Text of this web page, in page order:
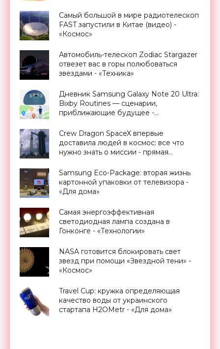
Самый большой в мире радиотелескоп
FAST запустили в Китае (видео) -
«Космос»
Автомобиль-телескоп Zodiac Stargazer
отвезет вас в горы полюбоваться
звездами - «Техника»
Дневник Samsung Galaxy Note 20 Ultra:
Bixby Routines — сценарии,
приближающие будущее -
Crew Dragon SpaceX впервые
доставила людей в космос: все что
нужно знать о миссии - прямая
Samsung Eco-Package: вторая жизнь
картонной упаковки от телевизора -
«Для дома»
Самая энергоэффективная
светодиодная лампа создана в
Гонконге - «Технологии»
NASA готовится блокировать свет
звезд при помощи «Звездной тени» -
«Космос»
Travel Cup: кружка определяющая
качество воды от украинского
стартапа H2OMetr - «Для дома»